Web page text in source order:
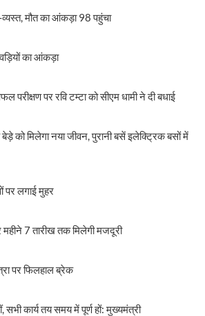
मौत का आंकड़ा 98 पहुंचा
का आंकड़ा
परीक्षण पर रवि टम्टा को सीएम धामी ने दी बधाई
को मिलेगा नया जीवन, पुरानी बसें इलेक्ट्रिक बसों में
पर लगाई मुहर
7 तारीख तक मिलेगी मजदूरी
पर फिलहाल ब्रेक
सभी कार्य तय समय में पूर्ण हों: मुख्यमंत्री